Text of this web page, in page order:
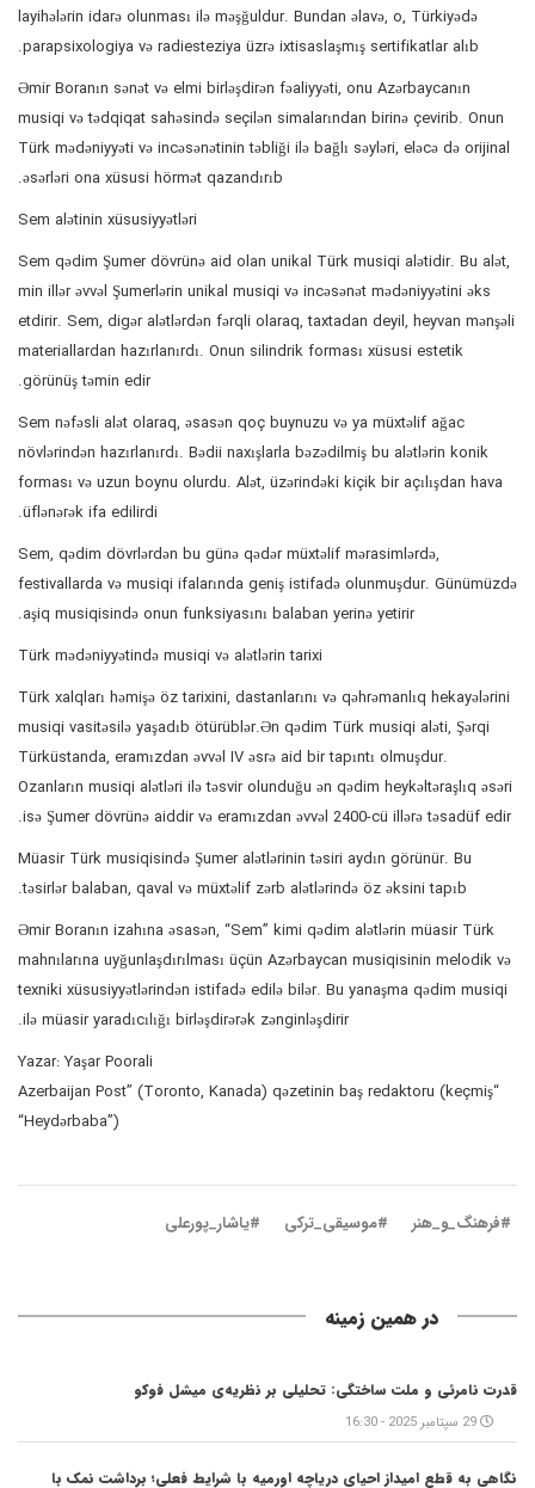
layihələrin idarə olunması ilə məşğuldur. Bundan əlavə, o, Türkiyədə
parapsixologiya və radiesteziya üzrə ixtisaslaşmış sertifikatlar alıb.
Əmir Boranın sənət və elmi birləşdirən fəaliyyəti, onu Azərbaycanın
musiqi və tədqiqat sahəsində seçilən simalarından birinə çevirib. Onun
Türk mədəniyyəti və incəsənətinin təbliği ilə bağlı səyləri, eləcə də orijinal
əsərləri ona xüsusi hörmət qazandırıb.
Sem alətinin xüsusiyyətləri
Sem qədim Şumer dövrünə aid olan unikal Türk musiqi alətidir. Bu alət,
min illər əvvəl Şumerlərin unikal musiqi və incəsənət mədəniyyətini əks
etdirir. Sem, digər alətlərdən fərqli olaraq, taxtadan deyil, heyvan mənşəli
materiallardan hazırlanırdı. Onun silindrik forması xüsusi estetik
görünüş təmin edir.
Sem nəfəsli alət olaraq, əsasən qoç buynuzu və ya müxtəlif ağac
növlərindən hazırlanırdı. Bədii naxışlarla bəzədilmiş bu alətlərin konik
forması və uzun boynu olurdu. Alət, üzərindəki kiçik bir açılışdan hava
üflənərək ifa edilirdi.
Sem, qədim dövrlərdən bu günə qədər müxtəlif mərasimlərdə,
festivallarda və musiqi ifalarında geniş istifadə olunmuşdur. Günümüzdə
aşiq musiqisində onun funksiyasını balaban yerinə yetirir.
Türk mədəniyyətində musiqi və alətlərin tarixi
Türk xalqları həmişə öz tarixini, dastanlarını və qəhrəmanlıq hekayələrini
musiqi vasitəsilə yaşadıb ötürüblər.Ən qədim Türk musiqi aləti, Şərqi
Türküstanda, eramızdan əvvəl IV əsrə aid bir tapıntı olmuşdur.
Ozanların musiqi alətləri ilə təsvir olunduğu ən qədim heykəltəraşlıq əsəri
isə Şumer dövrünə aiddir və eramızdan əvvəl 2400-cü illərə təsadüf edir.
Müasir Türk musiqisində Şumer alətlərinin təsiri aydın görünür. Bu
təsirlər balaban, qaval və müxtəlif zərb alətlərində öz əksini tapıb.
Əmir Boranın izahına əsasən, “Sem” kimi qədim alətlərin müasir Türk
mahnılarına uyğunlaşdırılması üçün Azərbaycan musiqisinin melodik və
texniki xüsusiyyətlərindən istifadə edilə bilər. Bu yanaşma qədim musiqi
ilə müasir yaradıcılığı birləşdirərək zənginləşdirir.
Yazar: Yaşar Poorali
“Azerbaijan Post” (Toronto, Kanada) qəzetinin baş redaktoru (keçmiş
“Heydərbaba”)
#فرهنگ_و_هنر #موسیقی_ترکی #یاشار_پورعلی
در همین زمینه
قدرت نامرئی و ملت ساختگی: تحلیلی بر نظریه‌ی میشل فوکو
29 سپتامبر 2025 - 16:30
نگاهی به قطع امیداز احیای دریاچه اورمیه با شرایط فعلی؛ برداشت نمک با